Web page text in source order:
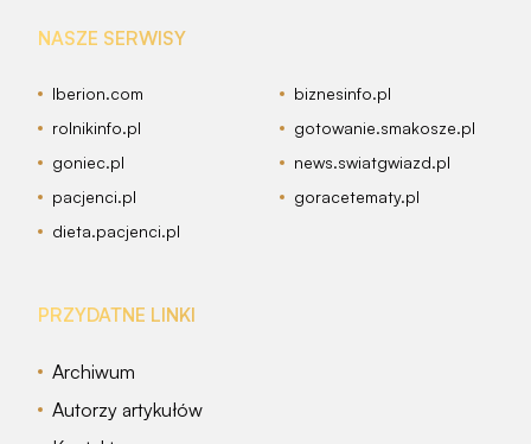
NASZE SERWISY
Iberion.com
biznesinfo.pl
rolnikinfo.pl
gotowanie.smakosze.pl
goniec.pl
news.swiatgwiazd.pl
pacjenci.pl
goracetematy.pl
dieta.pacjenci.pl
PRZYDATNE LINKI
Archiwum
Autorzy artykułów